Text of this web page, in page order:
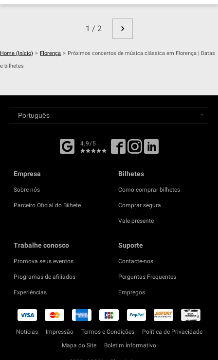
1 / 2
Home (Início) > Florença > Próximos concertos de música clássica em Florença | Datas
e bilhetes
4,9/5
Empresa
Sobre nós
Parceiro Oficial do Bilhete
Bilhetes
Como comprar bilhetes
Comprar segura
Vale-presente
Trabalhe conosco
Promova seus eventos
Programas de afiliados
Experiências
Suporte
Contacte-nos
Perguntas Frequentes
Empregos
Notícias Impressão Termos e Condições
Política de Privacidade
Mapa do Site
Boletim Informativo